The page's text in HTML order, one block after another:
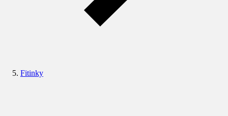
Fitinky